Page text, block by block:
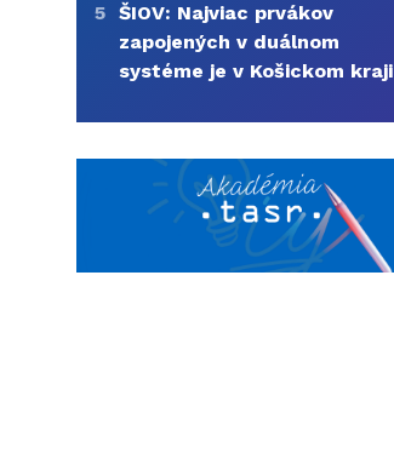
5 ŠIOV: Najviac prvákov
zapojených v duálnom
systéme je v Košickom kraji